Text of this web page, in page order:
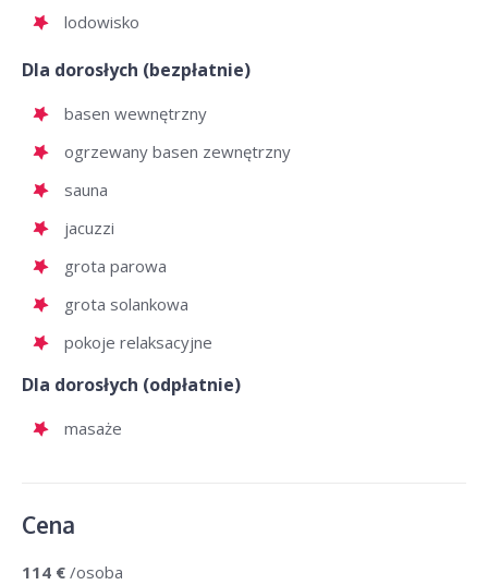
lodowisko
Dla dorosłych (bezpłatnie)
basen wewnętrzny
ogrzewany basen zewnętrzny
sauna
jacuzzi
grota parowa
grota solankowa
pokoje relaksacyjne
Dla dorosłych (odpłatnie)
masaże
Cena
114 € /osoba